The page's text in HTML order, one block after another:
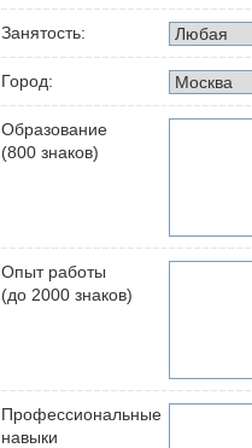
Занятость:
Город:
Образование
(800 знаков)
Опыт работы
(до 2000 знаков)
Профессиональные
навыки